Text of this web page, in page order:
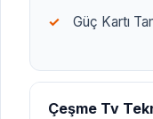
Güç Kartı
Çeşme Tv